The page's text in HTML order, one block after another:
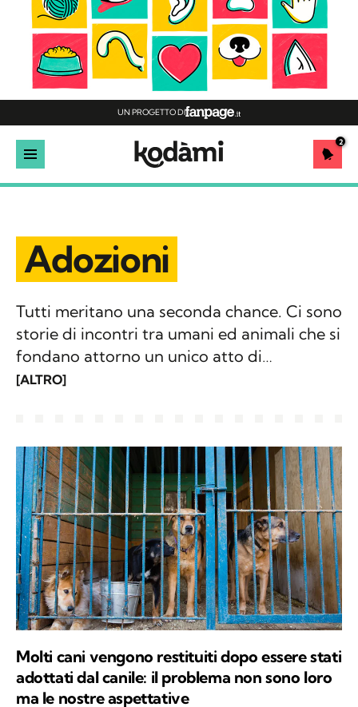
UN PROGETTO DI
2
Adozioni
Tutti meritano una seconda chance. Ci sono
storie di incontri tra umani ed animali che si
fondano attorno un unico atto di
generosità: l’apertura, sia delle porte di
e a tutte le informazioni utili per
un’adozione consapevole.
[ALTRO]
Molti cani vengono restituiti dopo essere stati
adottati dal canile: il problema non sono loro
ma le nostre aspettative